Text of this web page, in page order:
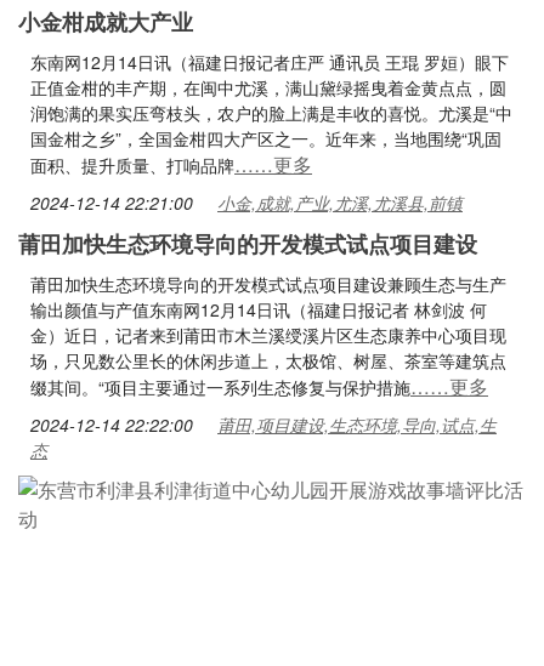
小金柑成就大产业
东南网12月14日讯（福建日报记者庄严 通讯员 王琨 罗姮）眼下
正值金柑的丰产期，在闽中尤溪，满山黛绿摇曳着金黄点点，圆
润饱满的果实压弯枝头，农户的脸上满是丰收的喜悦。尤溪是“中
国金柑之乡”，全国金柑四大产区之一。近年来，当地围绕“巩固
面积、提升质量、打响品牌……更多
2024-12-14 22:21:00 小金,成就,产业,尤溪,尤溪县,前镇
莆田加快生态环境导向的开发模式试点项目建设
莆田加快生态环境导向的开发模式试点项目建设兼顾生态与生产
输出颜值与产值东南网12月14日讯（福建日报记者 林剑波 何
金）近日，记者来到莆田市木兰溪绶溪片区生态康养中心项目现
场，只见数公里长的休闲步道上，太极馆、树屋、茶室等建筑点
缀其间。“项目主要通过一系列生态修复与保护措施……更多
2024-12-14 22:22:00
莆田,项目建设,生态环境,导向,试点,生
态